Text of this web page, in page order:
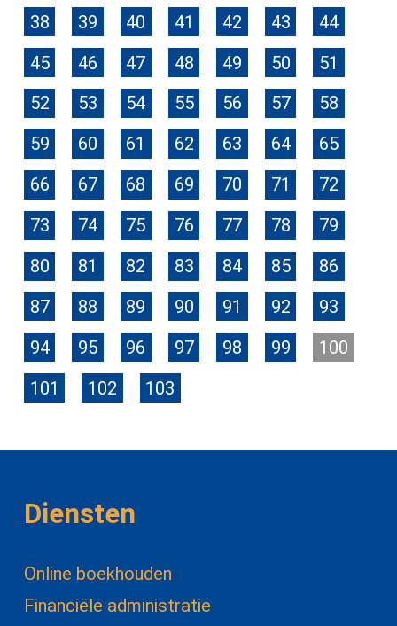
38
39 40 41 42 43
44
45
46 47 48 49 50
51
52
53 54 55 56 57
58
59
60 61 62 63 64
65
66
67 68 69 70 71
72
73
74 75 76 77 78
79
80
81 82 83 84 85
86
87
88 89 90 91 92
93
94
95 96 97 98 99
100
101
102 103
Diensten
Online boekhouden
Financiële administratie